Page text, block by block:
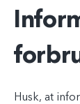
Husk, at